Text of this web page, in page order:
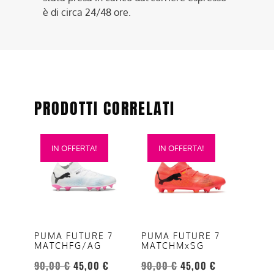
è di circa 24/48 ore.
PRODOTTI CORRELATI
IN OFFERTA!
PUMA FUTURE 7
MATCHFG/AG
90,00€ 45,00 €
Questo
prodotto
opzioni
possono
essere
IN OFFERTA!
PUMA FUTURE 7
MATCHMxSG
90,00€ 45,00 €
Questo
prodotto
opzioni
possono
essere